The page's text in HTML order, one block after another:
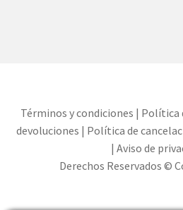
Términos y condiciones | Política
devoluciones | Política de
| Aviso de
Derechos Reservados ©